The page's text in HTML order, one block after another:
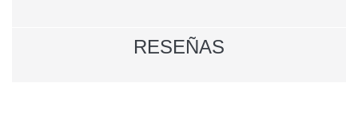
RESEÑAS